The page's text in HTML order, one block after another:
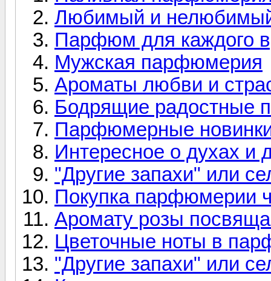
Любимый и
Парфюм для каждого
Мужская парфюмерия
Ароматы любви и
Бодрящие радостные
Парфюмерные
Интересное о духах и
"Другие запахи" или
Покупка парфюмерии
Аромату розы
Цветочные ноты в
"Другие запахи" или